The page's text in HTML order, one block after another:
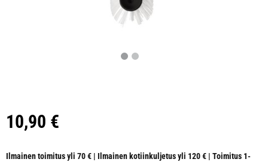
10,90 €
Ilmainen toimitus yli 70 € | Ilmainen kotiinkuljetus yli 120 € | Toimitus 1-